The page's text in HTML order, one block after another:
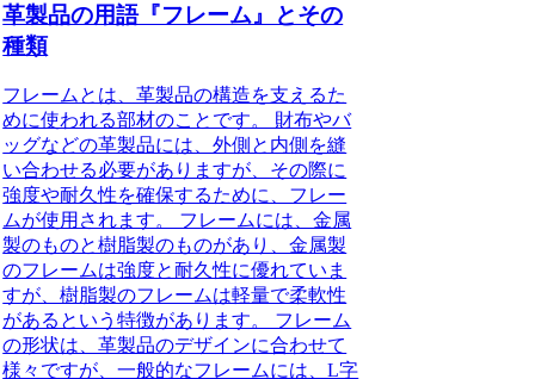
革製品の用語『フレーム』とその
種類
フレームとは、革製品の構造を支えるた
めに使われる部材のことです。 財布やバ
ッグなどの革製品には、外側と内側を縫
い合わせる必要がありますが、その際に
強度や耐久性を確保するために、フレー
ムが使用されます。 フレームには、金属
製のものと樹脂製のものがあり、金属製
のフレームは強度と耐久性に優れていま
すが、樹脂製のフレームは軽量で柔軟性
があるという特徴があります。 フレーム
の形状は、革製品のデザインに合わせて
様々ですが、一般的なフレームには、L字